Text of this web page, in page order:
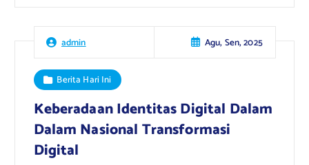
admin Agu, Sen, 2025
Berita Hari Ini
Keberadaan Identitas Digital Dalam
Dalam Nasional Transformasi
Digital